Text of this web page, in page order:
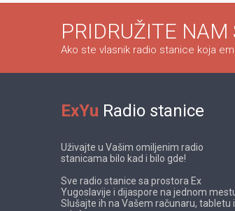
PRIDRUŽITE NAM
Ako ste vlasnik radio stanice koja
ExYu Radio stanice
Uživajte u Vašim omiljenim radio
stanicama bilo kad i bilo gde!
Sve radio stanice sa prostora Ex
Yugoslavije i dijaspore na jednom
Slušajte ih na Vašem računaru, tabletu